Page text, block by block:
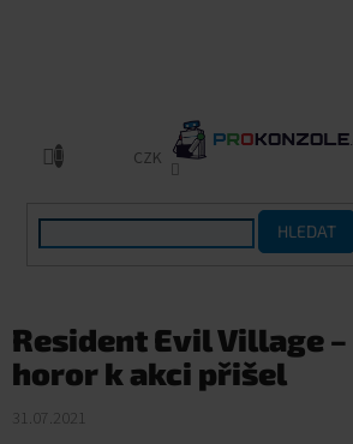
CZK
HLEDAT
Resident Evil Village
horor k akci přišel
31.07.2021